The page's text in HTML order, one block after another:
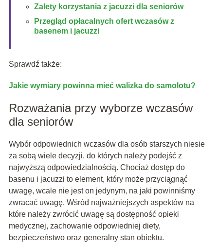
Zalety korzystania z jacuzzi dla seniorów
Przegląd opłacalnych ofert wczasów z
basenem i jacuzzi
Sprawdź także:
Jakie wymiarypowinna mieć walizka do samolotu?
Rozważania przy wyborze wczasów
dla seniorów
Wybór odpowiednich wczasów dla osób starszych niesie
za sobą wiele decyzji, do których należy podejść z
najwyższą odpowiedzialnością. Chociaż dostęp do
basenu i jacuzzi to element, który może przyciągnąć
uwagę, wcale nie jest on jedynym, na jaki powinniśmy
zwracać uwagę. Wśród najważniejszych aspektów na
które należy zwrócić uwagę są dostępność opieki
medycznej, zachowanie odpowiedniej diety,
bezpieczeństwo oraz generalny stan obiektu.